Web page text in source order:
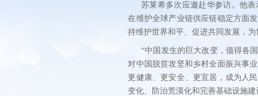
苏莱希多次应邀赴华参访。他
在维护全球产业链供应链稳定方面
持维护世界和平、促进共同发展，
“中国发生的巨大改变，值得各
对中国脱贫攻坚和乡村全面振兴事
更健康、更安全、更宜居，成为人
变化、防治荒漠化和完善基础设施